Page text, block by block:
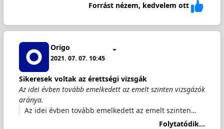
Forrást nézem, kedvelem ott
Origo
2021. 07. 07. 10:45
Sikeresek voltak az érettségi vizsgák
Az idei évben tovább emelkedett az emelt szinten vizsgázók
aránya.
Az idei évben tovább emelkedett az emelt szinten…
Folytatódik...